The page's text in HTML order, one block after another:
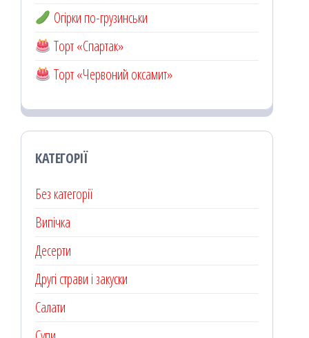
Огірки по-грузинськи
Торт «Спартак»
Торт «Червоний оксамит»
КАТЕГОРІЇ
Без категорії
Випічка
Десерти
Другі страви і закуски
Салати